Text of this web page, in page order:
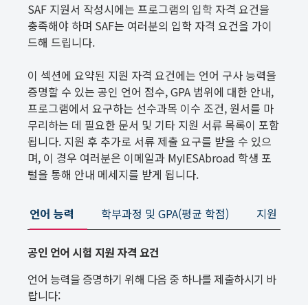
SAF 지원서 작성시에는 프로그램의 입학 자격 요건을
충족해야 하며 SAF는 여러분의 입학 자격 요건을 가이
드해 드립니다.
이 섹션에 요약된 지원 자격 요건에는 언어 구사 능력을
증명할 수 있는 공인 언어 점수, GPA 범위에 대한 안내,
프로그램에서 요구하는 선수과목 이수 조건, 원서를 마
무리하는 데 필요한 문서 및 기타 지원 서류 목록이 포함
됩니다. 지원 후 추가로 서류 제출 요구를 받을 수 있으
며, 이 경우 여러분은 이메일과 MyIESAbroad 학생 포
털을 통해 안내 메세지를 받게 됩니다.
언어 능력 학부과정 및 GPA(평균 학점) 지원 서류
공인 언어 시험 지원 자격 요건
언어 능력을 증명하기 위해 다음 중 하나를 제출하시기 바
랍니다: